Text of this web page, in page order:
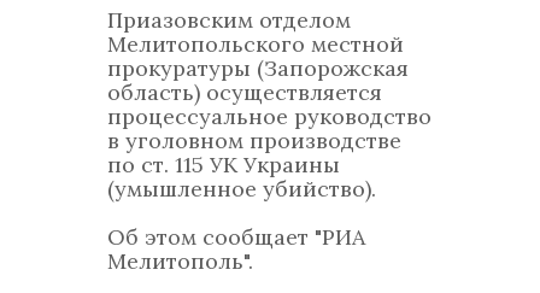
Приазовским отделом
Мелитопольского местной
прокуратуры (Запорожская
область) осуществляется
процессуальное руководство
в уголовном производстве
по ст. 115 УК Украины
(умышленное убийство).
Об этом сообщает "РИА
Мелитополь".